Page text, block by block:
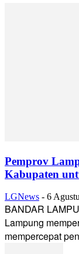
Pemprov
Kabupaten
LGNews - 6
BANDAR
Lampung
mempercepat